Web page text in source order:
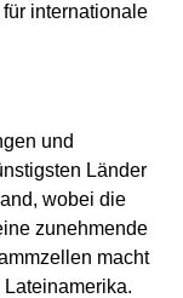
internationale
und
Länder
wobei die
zunehmende
macht